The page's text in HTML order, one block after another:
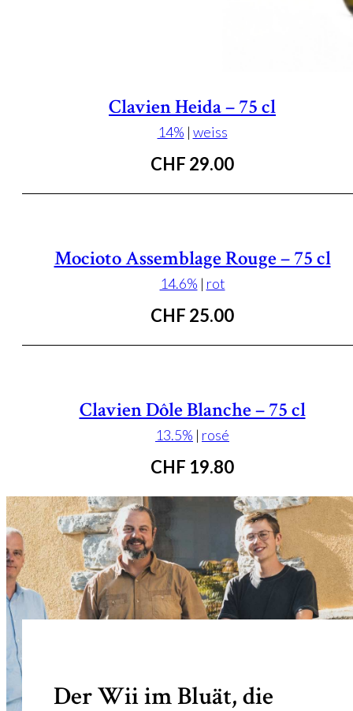
Clavien Heida – 75 cl
14% | weiss
CHF 29.00
Mocioto Assemblage Rouge – 75 cl
14.6% | rot
CHF 25.00
Clavien Dôle Blanche – 75 cl
13.5% | rosé
CHF 19.80
Der Wii im Bluät, die